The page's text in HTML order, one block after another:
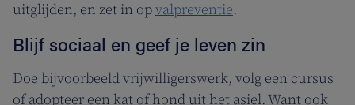
uitglijden, en zet in opvalpreventie.
Blijf sociaal en geef je leven zin
Doe bijvoorbeeld vrijwilligerswerk, volg een cursus
of adopteer een kat of hond uit het asiel. Want ook